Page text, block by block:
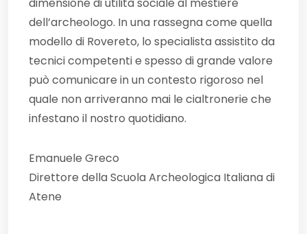
dell’archeologo. In una rassegna come quella
modello di Rovereto, lo specialista assistito da
tecnici competenti e spesso di grande valore
può comunicare in un contesto rigoroso nel
quale non arriveranno mai le cialtronerie che
infestano il nostro quotidiano.
Emanuele Greco
Direttore della Scuola Archeologica Italiana di
Atene